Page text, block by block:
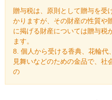
贈与税は、原則として贈与を受
かりますが、その財産の性質や
に掲げる財産については贈与税
ます。
8. 個人から受ける香典、花輪代
見舞いなどのための金品で、社
の